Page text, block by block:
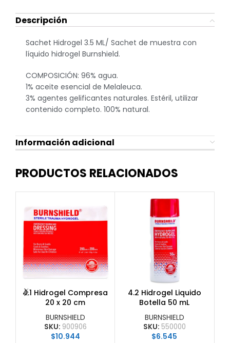
Descripción
Sachet Hidrogel 3.5 ML/ Sachet de muestra con
líquido hidrogel Burnshield.
COMPOSICIÓN: 96% agua.
1% aceite esencial de Melaleuca.
3% agentes gelificantes naturales. Estéril, utilizar
contenido completo. 100% natural.
Información adicional
PRODUCTOS RELACIONADOS
4.1 Hidrogel Compresa
20 x 20 cm
BURNSHIELD
SKU: 900906
$10.944
4.2 Hidrogel Liquido
Botella 50 mL
BURNSHIELD
SKU: 550000
$6.545